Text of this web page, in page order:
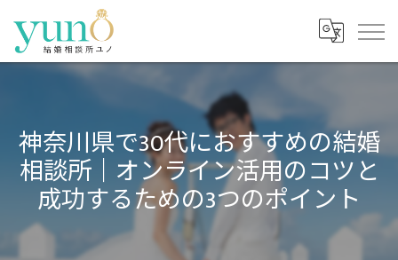
神奈川県で30代におすすめの結婚
相談所｜オンライン活用のコツと
成功するための3つのポイント